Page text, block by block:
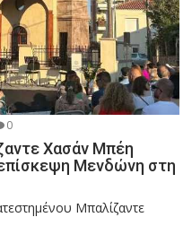
0
Χασάν Μπέη
Μενδώνη στη
Μπαλίζαντε